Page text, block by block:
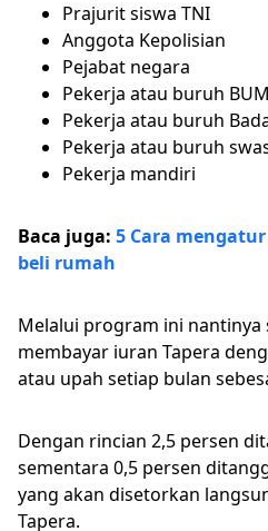
Prajurit siswa TNI
Anggota Kepolisian
Pejabat negara
Pekerja atau buruh
Pekerja atau buruh
Pekerja atau buruh
Pekerja mandiri
Baca juga: 5 Cara
beli rumah
Melalui program ini nantinya
membayar iuran Tapera
atau upah setiap bulan
Dengan rincian 2,5 persen
sementara 0,5 persen
yang akan disetorkan
Tapera.